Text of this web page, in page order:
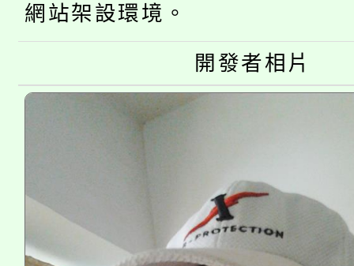
半價優惠，詳情可洽有
份教師增能研習
大溪自造教育及科技中
份教師研習
淨零綠生活教案入校路
會
115年食農教育專業人
網站架設環境。
開發者相片